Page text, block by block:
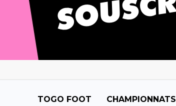
TOGO FOOT CHAMPIONNATS